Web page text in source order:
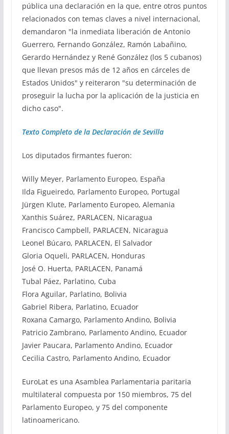
pública una declaración en la que, entre otros puntos
relacionados con temas claves a nivel internacional,
demandaron "la inmediata liberación de Antonio
Guerrero, Fernando González, Ramón Labañino,
Gerardo Hernández y René González (los 5 cubanos)
que llevan presos más de 12 años en cárceles de
Estados Unidos" y reiteraron "su determinación de
proseguir la lucha por la aplicación de la justicia en
dicho caso".
Texto Completo de la Declaración de Sevilla
Los diputados firmantes fueron:
Willy Meyer, Parlamento Europeo, España
Ilda Figueiredo, Parlamento Europeo, Portugal
Jürgen Klute, Parlamento Europeo, Alemania
Xanthis Suárez, PARLACEN, Nicaragua
Francisco Campbell, PARLACEN, Nicaragua
Leonel Búcaro, PARLACEN, El Salvador
Gloria Oqueli, PARLACEN, Honduras
José O. Huerta, PARLACEN, Panamá
Tubal Páez, Parlatino, Cuba
Flora Aguilar, Parlatino, Bolivia
Gabriel Ribera, Parlatino, Ecuador
Roxana Camargo, Parlamento Andino, Bolivia
Patricio Zambrano, Parlamento Andino, Ecuador
Javier Paucara, Parlamento Andino, Ecuador
Cecilia Castro, Parlamento Andino, Ecuador
EuroLat es una Asamblea Parlamentaria paritaria
multilateral compuesta por 150 miembros, 75 del
Parlamento Europeo, y 75 del componente
latinoamericano.